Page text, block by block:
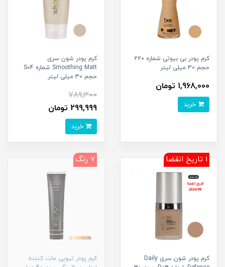
کرم پودر بی بیوتی شماره 220
حجم 30 میلی لیتر
1,968,000 تومان
کرم پودر شون سری
Smoothing Matt شماره S04
حجم 30 میلی لیتر
789,300
299,999 تومان
1 تاریخ انقضا
کرم پودر شون سری Daily
7 رنگ
کرم پودر تیوپی مات کننده